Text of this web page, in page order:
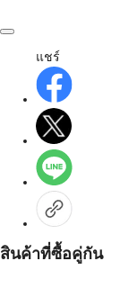
แชร์
สินค้าที่ซื้อคู่กัน